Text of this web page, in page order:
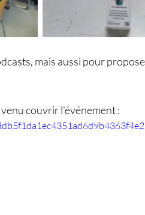
mais aussi pour
couvrir l'événement :